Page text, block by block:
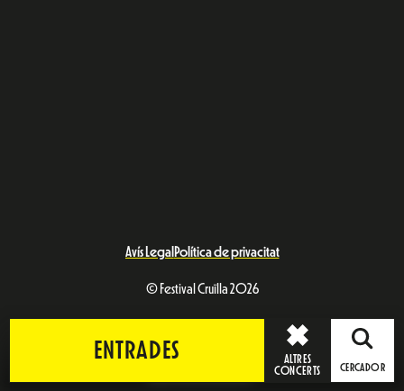
Avís Legal Política de privacitat
© Festival Cruïlla 2026
ENTRADES
ALTRES
CONCERTS
CERCADOR